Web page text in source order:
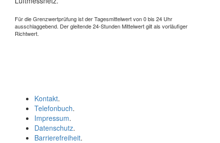
Für die Grenzwertprüfung ist der Tagesmittelwert von 0 bis 24 Uhr
ausschlaggebend. Der gleitende 24-Stunden Mittelwert gilt als vorläufiger
Richtwert.
Kontakt.
Telefonbuch.
Impressum.
Datenschutz.
Barrierefreiheit.